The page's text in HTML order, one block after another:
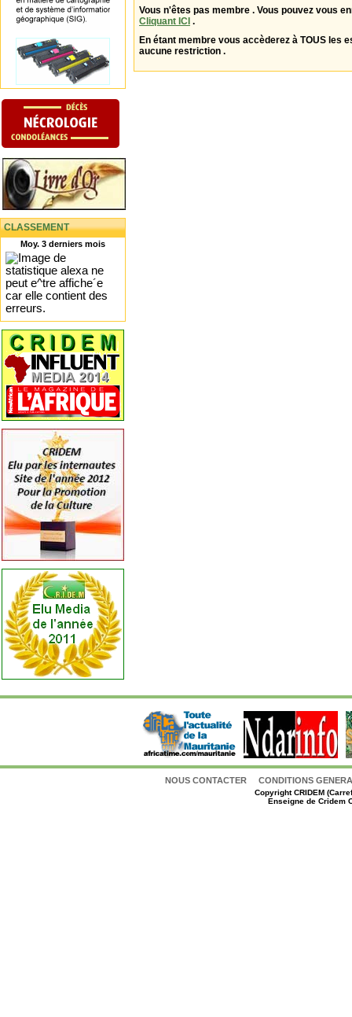
CLASSEMENT
Moy. 3 derniers mois
Vous n'êtes pas membre . Vous pouvez vous
Cliquant ICI .
En étant membre vous accèderez à TOUS les
aucune restriction .
NOUS CONTACTER CONDITIONS
CopyrightCRIDEM
Enseigne de Cridem